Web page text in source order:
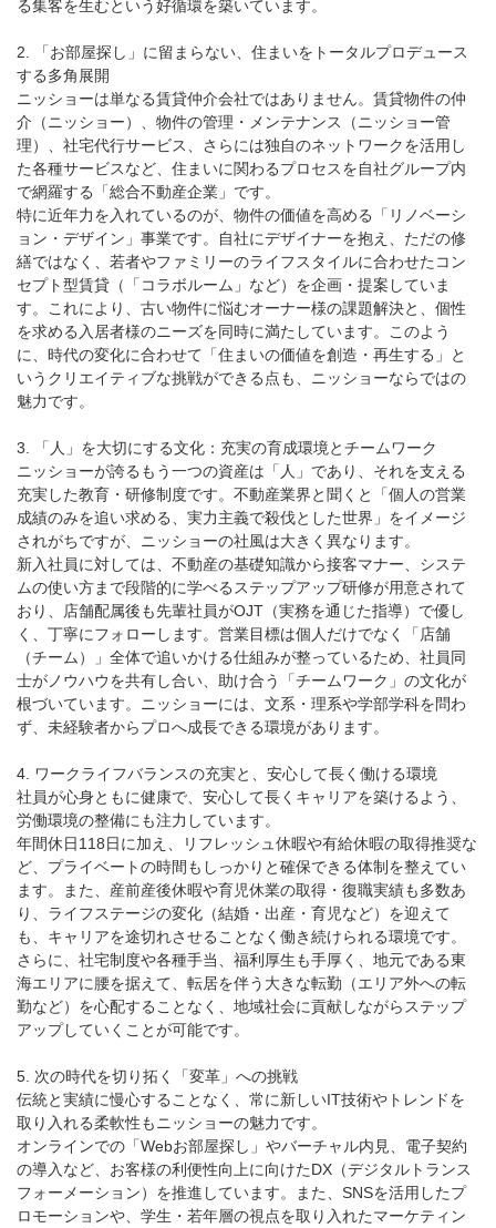
る集客を生むという好循環を築いています。
2. 「お部屋探し」に留まらない、住まいをトータルプロデュース
する多角展開
ニッショーは単なる賃貸仲介会社ではありません。賃貸物件の仲
介（ニッショー）、物件の管理・メンテナンス（ニッショー管
理）、社宅代行サービス、さらには独自のネットワークを活用し
た各種サービスなど、住まいに関わるプロセスを自社グループ内
で網羅する「総合不動産企業」です。
特に近年力を入れているのが、物件の価値を高める「リノベーシ
ョン・デザイン」事業です。自社にデザイナーを抱え、ただの修
繕ではなく、若者やファミリーのライフスタイルに合わせたコン
セプト型賃貸（「コラボルーム」など）を企画・提案していま
す。これにより、古い物件に悩むオーナー様の課題解決と、個性
を求める入居者様のニーズを同時に満たしています。このよう
に、時代の変化に合わせて「住まいの価値を創造・再生する」と
いうクリエイティブな挑戦ができる点も、ニッショーならではの
魅力です。
3. 「人」を大切にする文化：充実の育成環境とチームワーク
ニッショーが誇るもう一つの資産は「人」であり、それを支える
充実した教育・研修制度です。不動産業界と聞くと「個人の営業
成績のみを追い求める、実力主義で殺伐とした世界」をイメージ
されがちですが、ニッショーの社風は大きく異なります。
新入社員に対しては、不動産の基礎知識から接客マナー、システ
ムの使い方まで段階的に学べるステップアップ研修が用意されて
おり、店舗配属後も先輩社員がOJT（実務を通じた指導）で優し
く、丁寧にフォローします。営業目標は個人だけでなく「店舗
（チーム）」全体で追いかける仕組みが整っているため、社員同
士がノウハウを共有し合い、助け合う「チームワーク」の文化が
根づいています。ニッショーには、文系・理系や学部学科を問わ
ず、未経験者からプロへ成長できる環境があります。
4. ワークライフバランスの充実と、安心して長く働ける環境
社員が心身ともに健康で、安心して長くキャリアを築けるよう、
労働環境の整備にも注力しています。
年間休日118日に加え、リフレッシュ休暇や有給休暇の取得推奨な
ど、プライベートの時間もしっかりと確保できる体制を整えてい
ます。また、産前産後休暇や育児休業の取得・復職実績も多数あ
り、ライフステージの変化（結婚・出産・育児など）を迎えて
も、キャリアを途切れさせることなく働き続けられる環境です。
さらに、社宅制度や各種手当、福利厚生も手厚く、地元である東
海エリアに腰を据えて、転居を伴う大きな転勤（エリア外への転
勤など）を心配することなく、地域社会に貢献しながらステップ
アップしていくことが可能です。
5. 次の時代を切り拓く「変革」への挑戦
伝統と実績に慢心することなく、常に新しいIT技術やトレンドを
取り入れる柔軟性もニッショーの魅力です。
オンラインでの「Webお部屋探し」やバーチャル内見、電子契約
の導入など、お客様の利便性向上に向けたDX（デジタルトランス
フォーメーション）を推進しています。また、SNSを活用したプ
ロモーションや、学生・若年層の視点を取り入れたマーケティン